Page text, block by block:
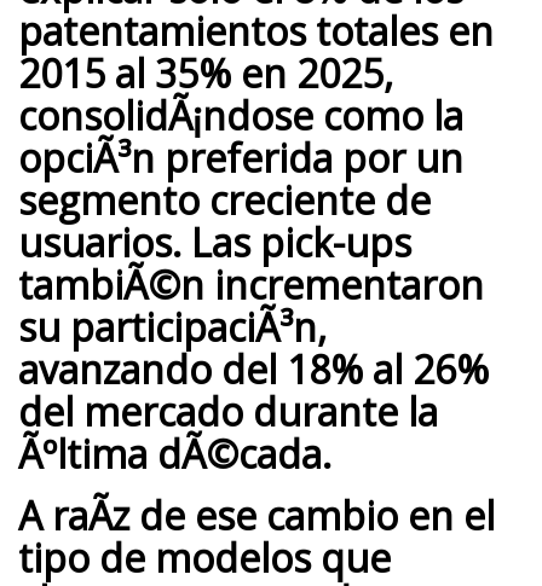
patentamientos totales en
2015 al 35% en 2025,
consolidÃ¡ndose como la
opciÃ³n preferida por un
segmento creciente de
usuarios. Las pick-ups
tambiÃ©n incrementaron
su participaciÃ³n,
avanzando del 18% al 26%
del mercado durante la
Ãºltima dÃ©cada.
A raÃ­z de ese cambio en el
tipo de modelos que